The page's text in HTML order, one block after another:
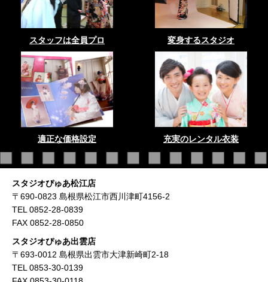
スタッフは全員プロ 変身するスタジオ
適正な価格設定 充実のレンタル衣装
スタジオぴゅあ松江店
〒690-0823 島根県松江市西川津町4156-2
TEL 0852-28-0839
FAX 0852-28-0850
スタジオぴゅあ出雲店
〒693-0012 島根県出雲市大津新崎町2-18
TEL 0853-30-0139